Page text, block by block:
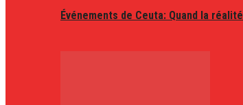
Événements de Ceuta: Quand la